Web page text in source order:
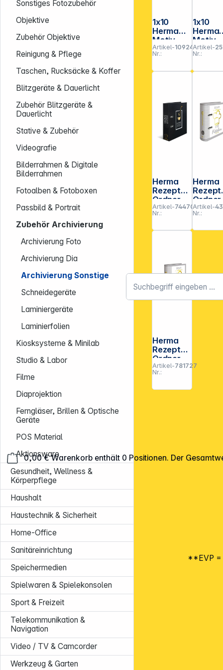
0,00 € Warenkorb enthält 0 Positionen. Der
Sonstiges Fotozubehör
Objektive
Zubehör Objektive
Reinigung & Pflege
Taschen, Rucksäcke & Koffer
Blitzgeräte & Dauerlicht
Zubehör Blitzgeräte &
Dauerlicht
Stative & Zubehör
Videografie
Bilderrahmen & Digitale
Bilderrahmen
Fotoalben & Fotoboxen
Passbild & Portrait
Zubehör Archivierung
Archivierung Foto
Archivierung Dia
Archivierung Sonstige
Schneidegeräte
Laminiergeräte
Laminierfolien
Kiosksysteme & Minilab
Studio & Labor
Filme
Diaprojektion
Ferngläser, Brillen & Optische
Geräte
POS Material
Aktionsware
Gesundheit, Wellness &
Körperpflege
Haushalt
Haustechnik & Sicherheit
Home-Office
Sanitäreinrichtung
Speichermedien
Spielwaren & Spielekonsolen
Sport & Freizeit
Telekommunikation &
Navigation
Video / TV & Camcorder
Werkzeug & Garten
1x10
Herma
Motiv-
Ordner
Städte
DIN A4
7169
Artikel-
Nr.:
109244
1x10
Herma
Motiv-
Ordner
DIN A4
iere
Artikel-
Nr.:
Herma
Rezepte-
Ordner
schwarz
Home
Cooking
DIN A4
Artikel-
Nr.:
744704
Herma
Ordner
"Star
the
Artikel-
Nr.:
Herma
Rezepte-
Ordner
Star of
the
Artikel-
Nr.:
781727
**EVP =